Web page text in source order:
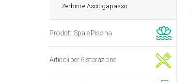
Zerbini e Asciugapasso
Prodotti Spa e Piscina
Articoli per Ristorazione